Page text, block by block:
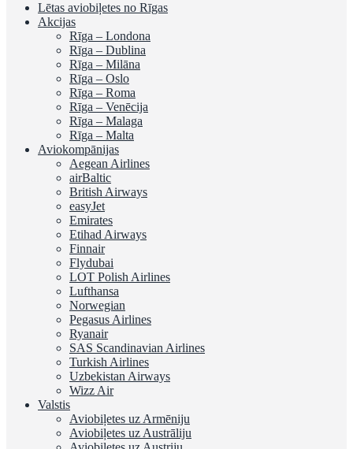
Lētas aviobiļetes no Rīgas
Akcijas
Rīga – Londona
Rīga – Dublina
Rīga – Milāna
Rīga – Oslo
Rīga – Roma
Rīga – Venēcija
Rīga – Malaga
Rīga – Malta
Aviokompānijas
Aegean Airlines
airBaltic
British Airways
easyJet
Emirates
Etihad Airways
Finnair
Flydubai
LOT Polish Airlines
Lufthansa
Norwegian
Pegasus Airlines
Ryanair
SAS Scandinavian Airlines
Turkish Airlines
Uzbekistan Airways
Wizz Air
Valstis
Aviobiļetes uz Armēniju
Aviobiļetes uz Austrāliju